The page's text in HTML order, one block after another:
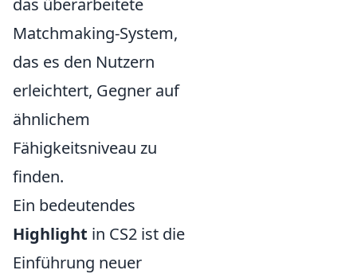
das überarbeitete
Matchmaking-System,
das es den Nutzern
erleichtert, Gegner auf
ähnlichem
Fähigkeitsniveau zu
finden.
Ein bedeutendes
Highlight in CS2 ist die
Einführung neuer